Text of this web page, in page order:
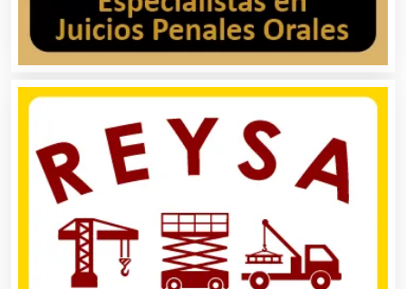
Aparatos y Equipos Eléctricos
Arquitectos
Artes Gráficas
Artesanías